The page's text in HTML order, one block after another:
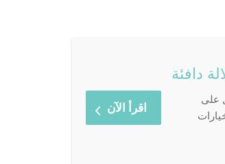
دافئة
على
اقرأ الآن